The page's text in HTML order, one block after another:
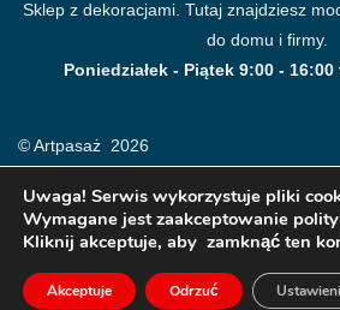
Sklep z dekoracjami. Tutaj znajdziesz
do domu i firmy.
Poniedziałek - Piątek 9:00 -
© Artpasaż 2026
Modne plakaty, obrazy, fototapety i
Uwaga! Serwis wykorzystuje pliki
Wymagane jest zaakceptowanie
Kliknij akceptuje, aby zamknąć ten
Akceptuje Odrzuć